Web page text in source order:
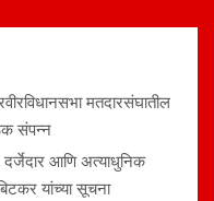
मतदारसंघातील
संपन्न
आणि अत्याधुनिक
यांच्या सूचना